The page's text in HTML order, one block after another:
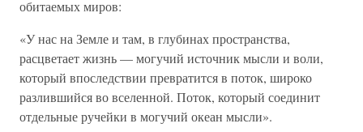
обитаемых миров:
«У нас на Земле и там, в глубинах пространства,
расцветает жизнь — могучий источник мысли и воли,
который впоследствии превратится в поток, широко
разлившийся во вселенной. Поток, который соединит
отдельные ручейки в могучий океан мысли».